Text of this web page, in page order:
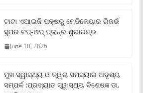
ଟାଟା ଏଆଇଜି ପକ୍ଷରୁ ମେଡିକେୟାର ରିଜର୍ଭ
ସୁପର ଟପ୍‌-ଅପ୍ ପ୍ଲାନ୍‌ର ଶୁଭାରମ୍ଭ
June 10, 2026
ମୁଖ ସ୍ୱାସ୍ଥ୍ୟ ଓ ତ୍ୱଚା ସମସ୍ୟାର ଅଦୃଶ୍ୟ
ସମ୍ପର୍କ :ପ୍ରଖ୍ୟାତ ସ୍ୱାସ୍ଥ୍ୟ ବିଶେଷଜ୍ଞ ଡା.